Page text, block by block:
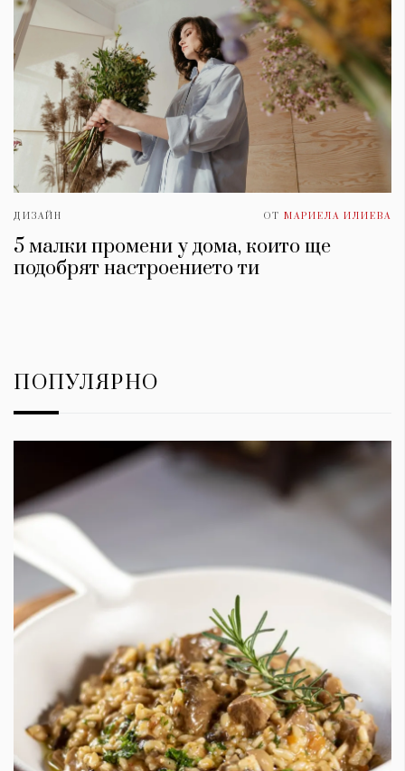
ДИЗАЙН ОТ МАРИЕЛА ИЛИЕВА
5 малки промени у дома, които ще
подобрят настроението ти
ПОПУЛЯРНО